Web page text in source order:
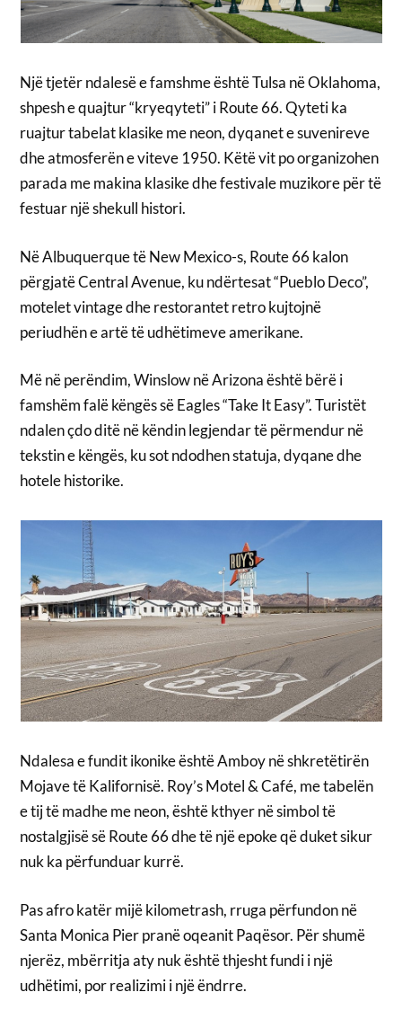
Një tjetër ndalesë e famshme është Tulsa në Oklahoma,
shpesh e quajtur “kryeqyteti” i Route 66. Qyteti ka
ruajtur tabelat klasike me neon, dyqanet e suvenireve
dhe atmosferën e viteve 1950. Këtë vit po organizohen
parada me makina klasike dhe festivale muzikore për të
festuar një shekull histori.
Në Albuquerque të New Mexico-s, Route 66 kalon
përgjatë Central Avenue, ku ndërtesat “Pueblo Deco”,
motelet vintage dhe restorantet retro kujtojnë
periudhën e artë të udhëtimeve amerikane.
Më në perëndim, Winslow në Arizona është bërë i
famshëm falë këngës së Eagles “Take It Easy”. Turistët
ndalen çdo ditë në këndin legjendar të përmendur në
tekstin e këngës, ku sot ndodhen statuja, dyqane dhe
hotele historike.
Ndalesa e fundit ikonike është Amboy në shkretëtirën
Mojave të Kalifornisë. Roy’s Motel & Café, me tabelën
e tij të madhe me neon, është kthyer në simbol të
nostalgjisë së Route 66 dhe të një epoke që duket sikur
nuk ka përfunduar kurrë.
Pas afro katër mijë kilometrash, rruga përfundon në
Santa Monica Pier pranë oqeanit Paqësor. Për shumë
njerëz, mbërritja aty nuk është thjesht fundi i një
udhëtimi, por realizimi i një ëndrre.